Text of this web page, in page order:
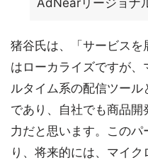
AdNearリージョナ
猪谷氏は、「サービス
はローカライズですが
ルタイム系の配信ツー
であり、自社でも商品
力だと思います。このパ
り、将来的には、マイ